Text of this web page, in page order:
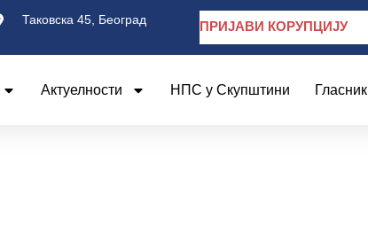
Таковска 45, Београд ПРИЈАВИ КОРУПЦИЈУ
Актуелности НПС у Скупштини Гласник